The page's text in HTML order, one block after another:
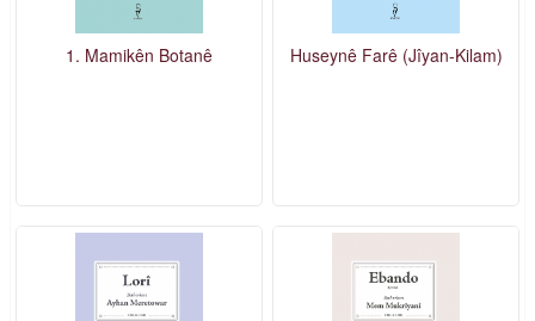
1. Mamikên Botanê Huseynê Farê (Jîyan-Kilam)